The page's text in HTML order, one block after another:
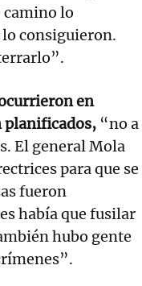
camino lo
consiguieron.
en
planificados, “no a
El general Mola
para que se
fueron
había que fusilar
hubo gente